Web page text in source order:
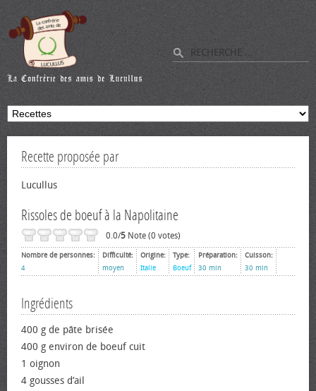
Recette proposée par
Lucullus
Rissoles de boeuf à la Napolitaine
0.0/5 Note (0 votes)
Nombre de personnes:
4
Difficulté:
moyen
Origine:
Italie
Type:
Boeuf
Préparation:
30 min
Cuisson:
30 min
Ingrédients
400 g de pâte brisée
400 g environ de bœuf cuit
1 oignon
4 gousses d’ail